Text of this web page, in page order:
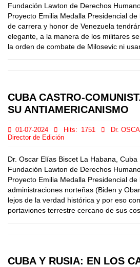
Fundación Lawton de Derechos
Proyecto Emilia Medalla Presidencial
de carrera y honor de Venezuela
elegante, a la manera de los militares
la orden de combate de Milosevic ni
CUBA CASTRO-
SU ANTIAMERICANISMO
01-07-2024 Hits: 1751
Dr.
Director de Edición
Dr. Oscar Elías Biscet La Habana, Cuba
Fundación Lawton de Derechos
Proyecto Emilia Medalla Presidencial
administraciones norteñas (Biden y
lejos de la verdad histórica y por eso
portaviones terrestre cercano de sus
CUBA Y RUSIA: EN LOS